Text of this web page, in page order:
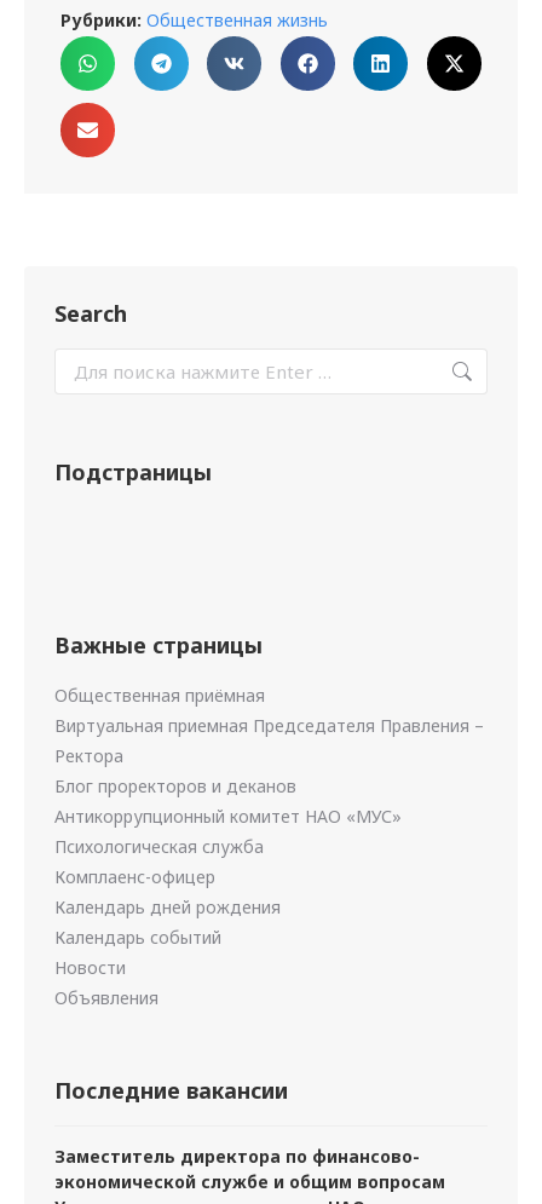
Рубрики: Общественная жизнь
Search
Подстраницы
Важные страницы
Общественная приёмная
Виртуальная приемная Председателя Правления –
Ректора
Блог проректоров и деканов
Антикоррупционный комитет НАО «МУС»
Психологическая служба
Комплаенс-офицер
Календарь дней рождения
Календарь событий
Новости
Объявления
Последние вакансии
Заместитель директора по финансово-
экономической службе и общим вопросам